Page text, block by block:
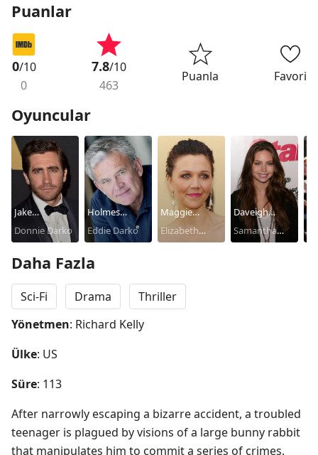
Puanlar
0/10
0
7.8/10
463
Puanla Favori
Oyuncular
Jake
Gyllenhaal
Donnie Darko
Holmes
Osborne
Eddie Darko
Maggie
Gyllenhaal
Elizabeth
Daveigh
Chase
Samantha
Daha Fazla
Sci-Fi Drama
Thriller
Yönetmen: Richard Kelly
Ülke: US
Süre: 113
After narrowly escaping a bizarre accident, a troubled
teenager is plagued by visions of a large bunny rabbit
that manipulates him to commit a series of crimes.